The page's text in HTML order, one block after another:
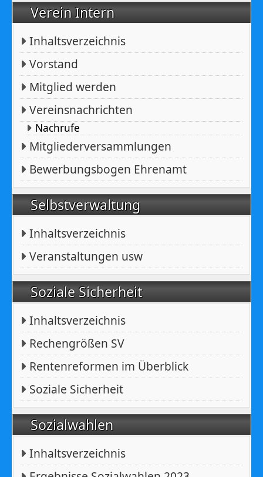
Verein Intern
Inhaltsverzeichnis
Vorstand
Mitglied werden
Vereinsnachrichten
Nachrufe
Mitgliederversammlungen
Bewerbungsbogen Ehrenamt
Selbstverwaltung
Inhaltsverzeichnis
Veranstaltungen usw
Soziale Sicherheit
Inhaltsverzeichnis
Rechengrößen SV
Rentenreformen im Überblick
Soziale Sicherheit
Sozialwahlen
Inhaltsverzeichnis